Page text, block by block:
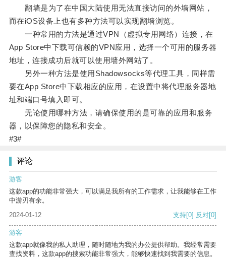
翻墙是为了在中国大陆使用无法直接访问的外墙网站，
而在iOS设备上也有多种方法可以实现翻墙浏览。
一种常用的方法是通过VPN（虚拟专用网络）连接，在
App Store中下载可信赖的VPN应用，选择一个可用的服务器
地址，连接成功后就可以使用墙外网站了。
另外一种方法是使用Shadowsocks等代理工具，同样需
要在App Store中下载相应的应用，在设置中将代理服务器地
址和端口号填入即可。
无论使用哪种方法，请确保使用的是可靠的应用和服务
器，以保障您的隐私和安全。
#3#
评论
游客
这款app的功能非常强大，可以满足我所有的工作需求，让我能够在工作
中游刃有余。
2024-01-12
支持[0] 反对[0]
游客
这款app就像我的私人助理，随时随地为我的办公提供帮助。我经常需要
查找资料，这款app的搜索功能非常强大，能够快速找到我需要的信息。